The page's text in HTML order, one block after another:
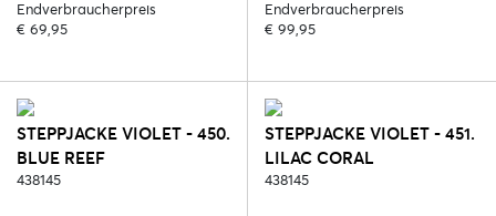
Endverbraucherpreis
€ 69,95
Endverbraucherpreis
€ 99,95
STEPPJACKE VIOLET - 450.
BLUE REEF
438145
STEPPJACKE VIOLET - 451.
LILAC CORAL
438145